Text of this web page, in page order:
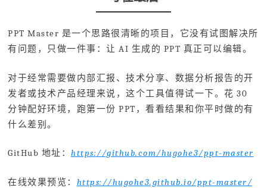
PPT Master 是一个思路很清晰的项目，它没有试图解决所
有问题，只做一件事：让 AI 生成的 PPT 真正可以编辑。
对于经常需要做内部汇报、技术分享、数据分析报告的开
发者或技术产品经理来说，这个工具值得试一下。花 30
分钟配好环境，跑第一份 PPT，看看结果和你平时做的有
什么差别。
GitHub 地址： https://github.com/hugohe3/ppt-master
在线效果预览： https://hugohe3.github.io/ppt-master/